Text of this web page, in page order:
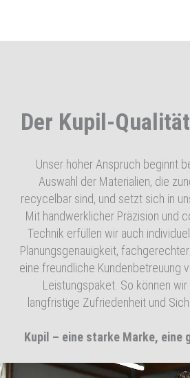
Der Kupil-
Unser hoher Anspruch beginnt
Auswahl der Materialien, die
recycelbar sind, und setzt sich in
Mit handwerklicher Präzision und
Technik erfüllen wir auch
Planungsgenauigkeit,
eine freundliche Kundenbetreuung
Leistungspaket. So können wir
langfristige Zufriedenheit und
Kupil – eine starke Marke, eine